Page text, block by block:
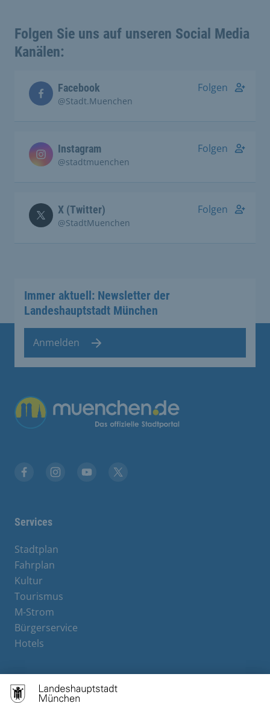
Folgen Sie uns auf unseren Social Media
Kanälen:
Facebook
@Stadt.Muenchen
Folgen
Instagram
@stadtmuenchen
Folgen
X (Twitter)
@StadtMuenchen
Folgen
Immer aktuell: Newsletter der
Landeshauptstadt München
Anmelden
Übergreifende Links
Services
Stadtplan
Fahrplan
Kultur
Tourismus
M-Strom
Bürgerservice
Hotels
Contact